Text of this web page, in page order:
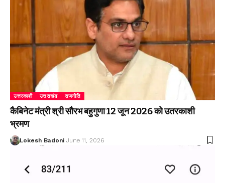
उत्तरकाशी उत्तराखंड राजनीति
कैबिनेट मंत्री श्री सौरभ बहुगुणा 12 जून 2026 को उतरकाशी
भ्रमण
Lokesh Badoni June 11, 2026